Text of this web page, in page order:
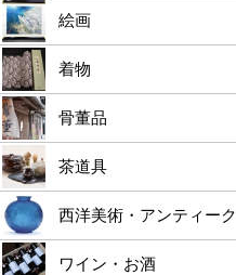
絵画
着物
骨董品
茶道具
西洋美術・アンティーク
ワイン・お酒